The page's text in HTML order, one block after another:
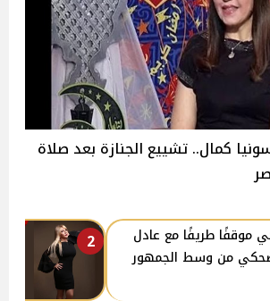
كمال.. تشييع الجنازة بعد صلاة
2
موقفًا طريفًا مع عادل
من وسط الجمهور